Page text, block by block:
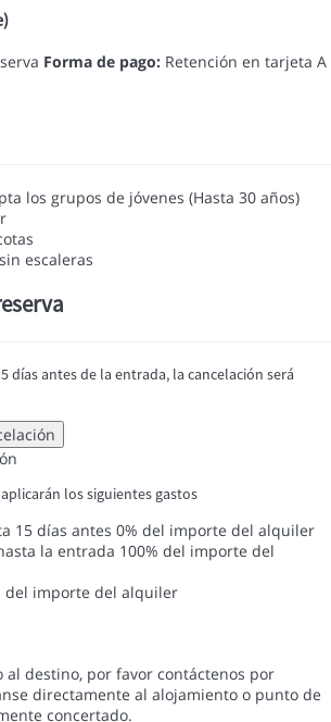
Forma de pago: Retención en tarjeta A
los grupos de jóvenes (Hasta 30 años)
escaleras
días antes de la entrada, la cancelación será
los siguientes gastos
15 días antes 0% del importe del alquiler
la entrada 100% del importe del
del importe del alquiler
al destino, por favor contáctenos por
directamente al alojamiento o punto de
concertado.